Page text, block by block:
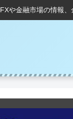
FXや金融市場の情報